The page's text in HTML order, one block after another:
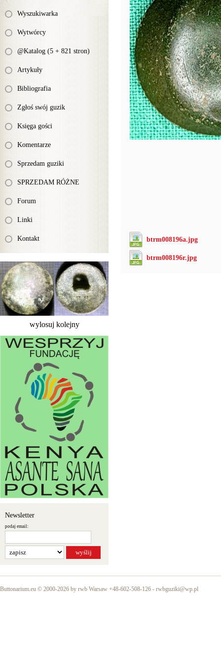
Wyszukiwarka
Wytwórcy
@Katalog (5 + 821 stron)
Artykuły
Bibliografia
Zgłoś swój guzik
Księga gości
Komentarze
Sprzedam guziki
SPRZEDAM RÓŻNE
Forum
Linki
Kontakt
wylosuj kolejny
Newsletter
podaj email:
btrm008196a.jpg
btrm008196r.jpg
Buttonarium.eu © 2000-2026 by rwb Warsaw +48-602-508-126 - rwbguziki@wp.pl